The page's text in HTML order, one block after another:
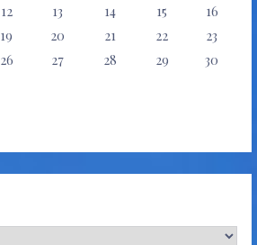
12 13 14 15
16
19 20 21 22
23
26 27 28 29
30